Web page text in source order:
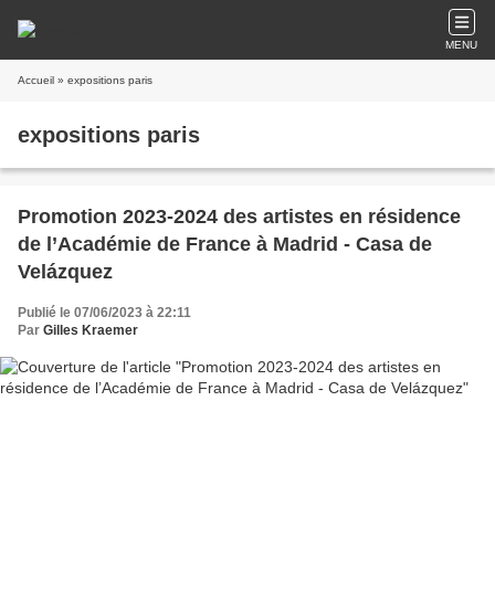
MENU
Accueil » expositions paris
expositions paris
Promotion 2023-2024 des artistes en résidence
de l’Académie de France à Madrid - Casa de
Velázquez
Publié le 07/06/2023 à 22:11
Par Gilles Kraemer